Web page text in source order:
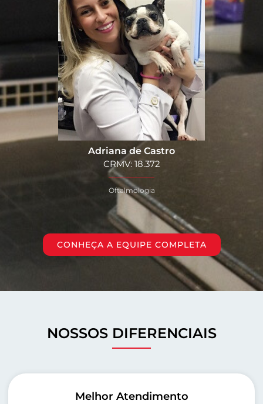
Adriana de Castro
CRMV: 18.372
Oftalmologia
CONHEÇA A EQUIPE COMPLETA
NOSSOS DIFERENCIAIS
Melhor Atendimento